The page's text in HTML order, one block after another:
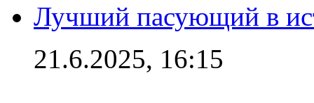
Лучший пасующий в
21.6.2025, 16:15